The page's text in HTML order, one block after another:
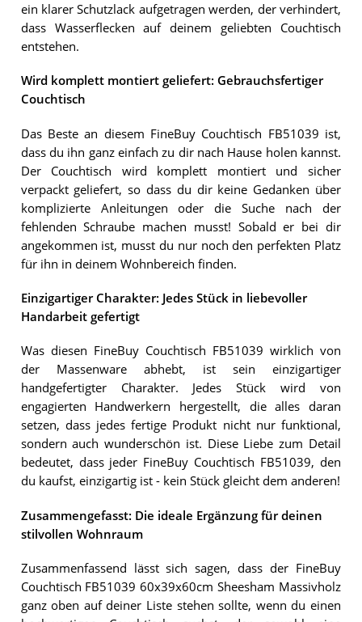
ein klarer Schutzlack aufgetragen werden, der verhindert,
dass Wasserflecken auf deinem geliebten Couchtisch
entstehen.
Wird komplett montiert geliefert: Gebrauchsfertiger
Couchtisch
Das Beste an diesem FineBuy Couchtisch FB51039 ist,
dass du ihn ganz einfach zu dir nach Hause holen kannst.
Der Couchtisch wird komplett montiert und sicher
verpackt geliefert, so dass du dir keine Gedanken über
komplizierte Anleitungen oder die Suche nach der
fehlenden Schraube machen musst! Sobald er bei dir
angekommen ist, musst du nur noch den perfekten Platz
für ihn in deinem Wohnbereich finden.
Einzigartiger Charakter: Jedes Stück in liebevoller
Handarbeit gefertigt
Was diesen FineBuy Couchtisch FB51039 wirklich von
der Massenware abhebt, ist sein einzigartiger
handgefertigter Charakter. Jedes Stück wird von
engagierten Handwerkern hergestellt, die alles daran
setzen, dass jedes fertige Produkt nicht nur funktional,
sondern auch wunderschön ist. Diese Liebe zum Detail
bedeutet, dass jeder FineBuy Couchtisch FB51039, den
du kaufst, einzigartig ist - kein Stück gleicht dem anderen!
Zusammengefasst: Die ideale Ergänzung für deinen
stilvollen Wohnraum
Zusammenfassend lässt sich sagen, dass der FineBuy
Couchtisch FB51039 60x39x60cm Sheesham Massivholz
ganz oben auf deiner Liste stehen sollte, wenn du einen